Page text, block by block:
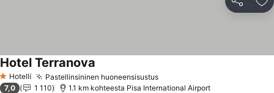
Jaa
1 Tähtiluokitus
Hotelli Pastellinsininen huoneensisustusKatso hinnat
Hotel Terranova
7,0 1 110 1.1 km kohteesta Pisa International Airport